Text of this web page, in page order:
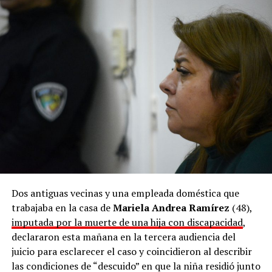
El hombre quedó alojado en una dependencia policial y a
disposición del magistrado interviniente, mientras continúa la
investigación judicial por los delitos de presunto abuso sexual en
grado de tentativa y amenazas.
Dos antiguas vecinas y una empleada doméstica que
trabajaba en la casa deMariela Andrea Ramírez (48),
imputada por la muerte de una hija con discapacidad,
declararon esta mañana en la tercera audiencia del
juicio para esclarecer el caso y coincidieron al describir
las condiciones de “descuido” en que la niña residió junto